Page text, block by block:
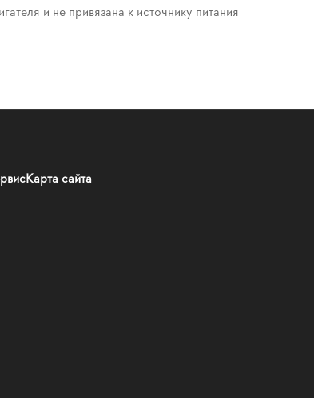
и не привязана к источнику питания
Карта сайта